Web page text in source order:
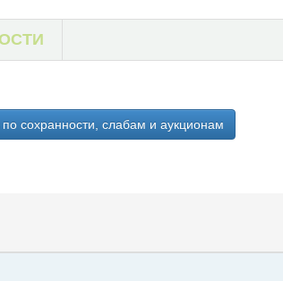
по сохранности, слабам и аукционам